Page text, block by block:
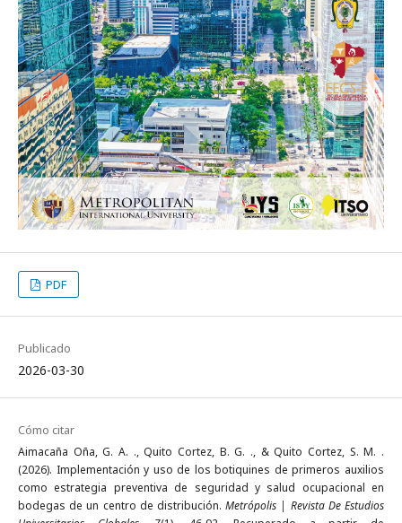
PDF
Publicado
2026-03-30
Cómo citar
Aimacaña Oña, G. A. ., Quito Cortez, B. G. ., & Quito Cortez, S. M. .
(2026). Implementación y uso de los botiquines de primeros auxilios
como estrategia preventiva de seguridad y salud ocupacional en
bodegas de un centro de distribución.Metrópolis | Revista De Estudios